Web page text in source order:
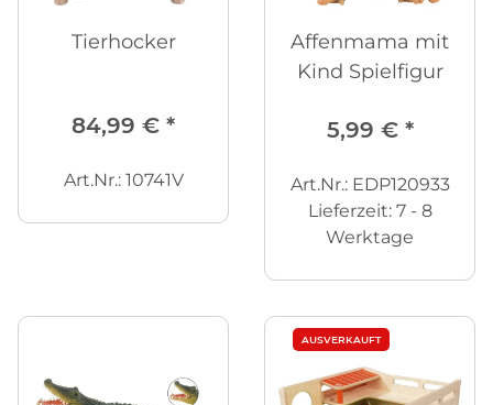
Tierhocker
84,99 € *
Art.Nr.: 10741V
Affenmama mit
Kind Spielfigur
5,99 € *
Art.Nr.: EDP120933
Lieferzeit: 7 - 8
Werktage
AUSVERKAUFT